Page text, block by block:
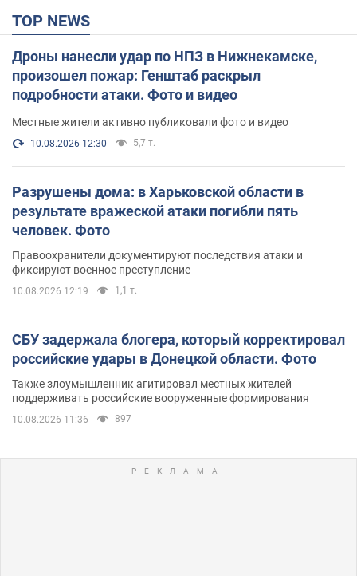
TOP NEWS
Дроны нанесли удар по НПЗ в Нижнекамске,
произошел пожар: Генштаб раскрыл
подробности атаки. Фото и видео
Местные жители активно публиковали фото и видео
10.08.2026 12:30 5,7 т.
Разрушены дома: в Харьковской области в
результате вражеской атаки погибли пять
человек. Фото
Правоохранители документируют последствия атаки и
фиксируют военное преступление
10.08.2026 12:19 1,1 т.
СБУ задержала блогера, который корректировал
российские удары в Донецкой области. Фото
Также злоумышленник агитировал местных жителей
поддерживать российские вооруженные формирования
10.08.2026 11:36 897